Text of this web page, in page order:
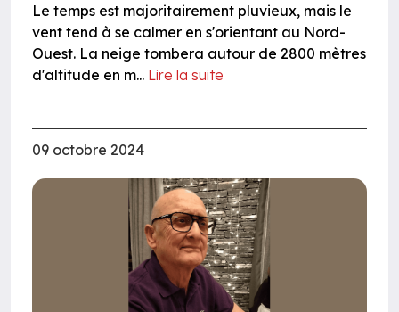
Le temps est majoritairement pluvieux, mais le
vent tend à se calmer en s'orientant au Nord-
Ouest. La neige tombera autour de 2800 mètres
d'altitude en m... Lire la suite
09 octobre 2024